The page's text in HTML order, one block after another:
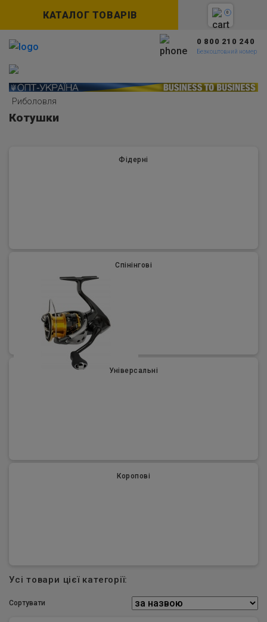
КАТАЛОГ ТОВАРІВ 0
0 800 210 240
Безкоштовний номер
Риболовля
Котушки
Фідерні
Спінінгові
Універсальні
Коропові
Усі товари цієї категорії:
Сортувати